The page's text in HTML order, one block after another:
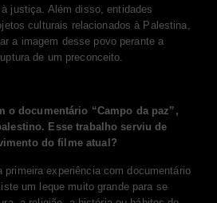
justiça. Além disso, entidades
culturais relacionados à Palestina,
a imagem desse povo perante a
de um preconceito.
o documentário “Campo da paz”,
Esse trabalho serviu de
do filme atual?
primeira experiência com documentário
um leque muito grande para se